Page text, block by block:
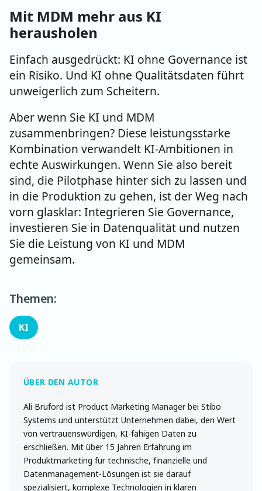
Mit MDM mehr aus KI
herausholen
Einfach ausgedrückt: KI ohne Governance ist
ein Risiko. Und KI ohne Qualitätsdaten führt
unweigerlich zum Scheitern.
Aber wenn Sie KI und MDM
zusammenbringen? Diese leistungsstarke
Kombination verwandelt KI-Ambitionen in
echte Auswirkungen. Wenn Sie also bereit
sind, die Pilotphase hinter sich zu lassen und
in die Produktion zu gehen, ist der Weg nach
vorn glasklar: Integrieren Sie Governance,
investieren Sie in Datenqualität und nutzen
Sie die Leistung von KI und MDM
gemeinsam.
Themen:
KI
Ali Bruford ist Product Marketing Manager bei Stibo
Systems und unterstützt Unternehmen dabei, den Wert
von vertrauenswürdigen, KI-fähigen Daten zu
erschließen. Mit über 15 Jahren Erfahrung im
Produktmarketing für technische, finanzielle und
Datenmanagement-Lösungen ist sie darauf
spezialisiert, komplexe Technologien in klaren